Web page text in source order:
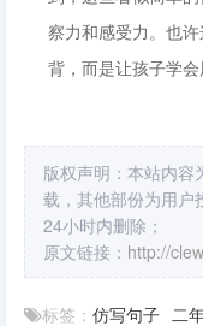
察力和感受力。也
背，而是让孩子学会
版权声明：本站内容
载，其他部份为用户
24小时内删除；
原文链接： http://
标签： 仿写句子 二